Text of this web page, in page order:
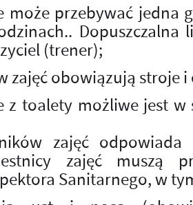
może przebywać jedna
Dopuszczalna
(trener);
zajęć obowiązują stroje
z toalety możliwe jest w
zajęć odpowiada
zajęć muszą
Sanitarnego, w